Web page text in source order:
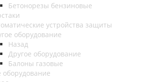
Бетонорезы бензиновые
устройства защиты
оборудование
Назад
Другое оборудование
Балоны газовые
оборудование